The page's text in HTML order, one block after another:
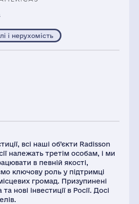
і нерухомість
всі наші об’єкти Radisson
належать третім особам, і ми
в певній якості,
ключову роль у підтримці
громад. Призупинені
нові інвестиції в Росії. Досі